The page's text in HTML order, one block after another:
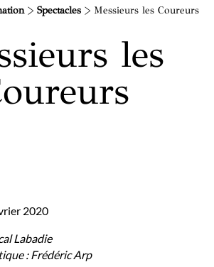
> Spectacles > Messieurs les Coureurs
les
2020
Labadie
: Frédéric Arp